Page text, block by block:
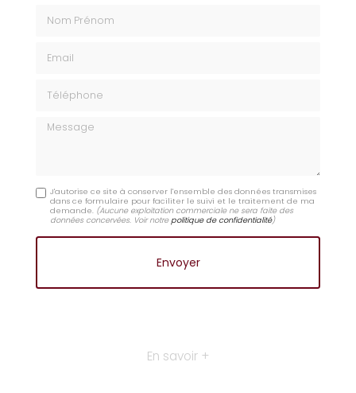
Message
J'autorise ce site à conserver l'ensemble des données transmises
dans ce formulaire pour faciliter le suivi et le traitement de ma
demande. (Aucune exploitation commerciale ne sera faite des
données concervées. Voir notrepolitique de confidentialité)
En savoir +